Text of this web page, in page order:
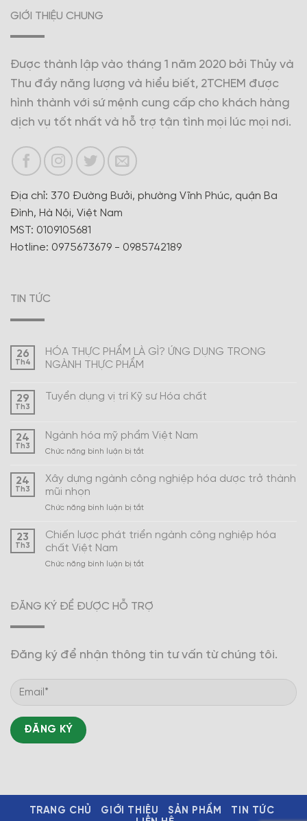
GIỚI THIỆU CHUNG
Được thành lập vào tháng 1 năm 2020 bởi Thủy và
Thu đầy năng lượng và hiểu biết, 2TCHEM được
hình thành với sứ mệnh cung cấp cho khách hàng
dịch vụ tốt nhất và hỗ trợ tận tình mọi lúc mọi nơi.
Địa chỉ: 370 Đường Bưởi, phường Vĩnh Phúc, quận Ba
Đình, Hà Nội, Việt Nam
MST: 0109105681
Hotline: 0975673679 - 0985742189
TIN TỨC
26
Th4
HÓA THỰC PHẨM LÀ GÌ? ỨNG DỤNG TRONG
NGÀNH THỰC PHẨM
29
Th3
Tuyển dụng vị trí Kỹ sư Hóa chất
24
Th3
Ngành hóa mỹ phẩm Việt Nam
Chức năng bình luận bị tắtở
mỹ
Việt
24
Th3
Xây dựng ngành công nghiệp hóa dược trở thành
mũi nhọn
Chức năng bình luận bị tắtở
dựng
ngành
nghiệp
trở
thành
23
Th3
Chiến lược phát triển ngành công nghiệp hóa
chất Việt Nam
Chức năng bình luận bị tắtở
triển
hóa
Việt
ĐĂNG KÝ ĐỂ ĐƯỢC HỖ TRỢ
Đăng ký để nhận thông tin tư vấn từ chúng tôi.
TRANG CHỦ GIỚI THIỆU SẢN PHẨM
TIN TỨC